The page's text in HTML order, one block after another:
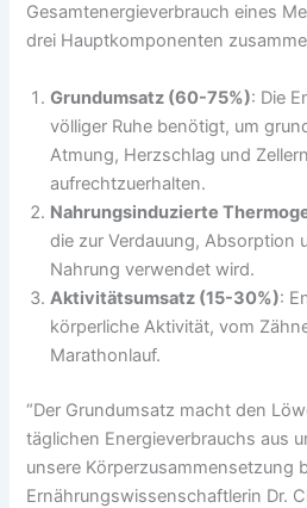
Gesamtenergieverbrauch eines
drei Hauptkomponenten
Grundumsatz (60-75%): Die
völliger Ruhe benötigt, um
Atmung, Herzschlag und
aufrechtzuerhalten.
Nahrungsinduzierte
die zur Verdauung, Absorption
Nahrung verwendet wird.
Aktivitätsumsatz (15-30%):
körperliche Aktivität, vom
Marathonlauf.
“Der Grundumsatz macht den
täglichen Energieverbrauchs aus
unsere Körperzusammensetzung
Ernährungswissenschaftlerin Dr.